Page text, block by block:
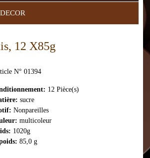
12 X85g
N° 01394
12 Pièce(s)
sucre
Nonpareilles
multicoleur
1020g
85,0 g